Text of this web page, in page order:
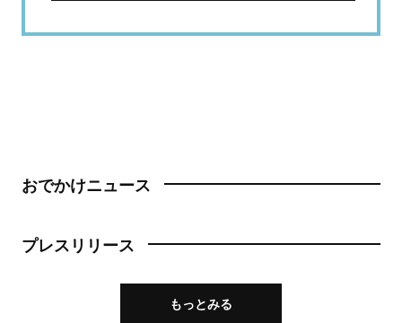
おでかけニュース
プレスリリース
もっとみる